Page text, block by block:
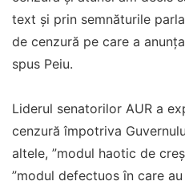
text și prin semnăturile
de cenzură pe care a
spus Peiu.
Liderul senatorilor AUR a
cenzură împotriva
altele, ”modul haotic de
”modul defectuos în care